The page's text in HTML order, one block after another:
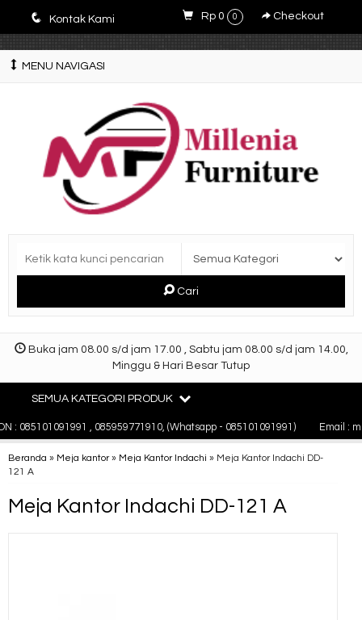
E4r5PsM7nrYg6JlfPWyXLOQjfuCdZwZWM3-9V5y5zQ0
q Kontak Kami Rp 0 0 Checkout
MENU NAVIGASI
Cari
Buka jam 08.00 s/d jam 17.00 , Sabtu jam 08.00 s/d jam 14.00,
Minggu & Hari Besar Tutup
SEMUA KATEGORI PRODUK
: 085101091991 , 085959771910, (Whatsapp - 085101091991) Email :
Beranda » Meja kantor» Meja Kantor Indachi » Meja Kantor Indachi DD-
121 A
Meja Kantor Indachi DD-121 A